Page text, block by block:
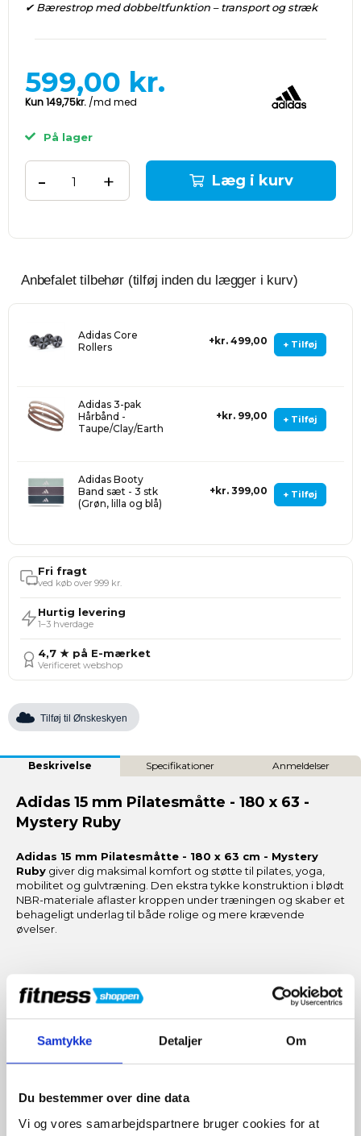
Samtykke Detaljer Om
Du bestemmer over dine data
Vi og vores samarbejdspartnere bruger cookies for at
✔ Bærestrop med dobbeltfunktion – transport og stræk
599,00 kr.
På lager
+
- Læg i kurv
Anbefalet tilbehør (tilføj inden du lægger i kurv)
+ Tilføj
Adidas Core
Rollers
kr. 499,00
+ Tilføj
Adidas 3-pak
Hårbånd -
Taupe/Clay/Earth
kr. 99,00
+ Tilføj
Adidas Booty
Band sæt - 3 stk
(Grøn, lilla og blå)
kr. 399,00
Fri fragt
ved køb over 999 kr.
Hurtig levering
1–3 hverdage
4,7 ★ på E-mærket
Verificeret webshop
Tilføj til Ønskeskyen
Beskrivelse Specifikationer Anmeldelser
Adidas 15 mm Pilatesmåtte - 180 x 63 -
Mystery Ruby
Adidas 15 mm Pilatesmåtte - 180 x 63 cm - Mystery
Ruby giver dig maksimal komfort og støtte til pilates, yoga,
mobilitet og gulvtræning. Den ekstra tykke konstruktion i blødt
NBR-materiale aflaster kroppen under træningen og skaber et
behageligt underlag til både rolige og mere krævende
øvelser.
Den ekstra tykke polstring giver effektiv støtte til ryg,
Materialet kombinerer høj komfort med god
holdbarhed og er udviklet til regelmæssig træning.